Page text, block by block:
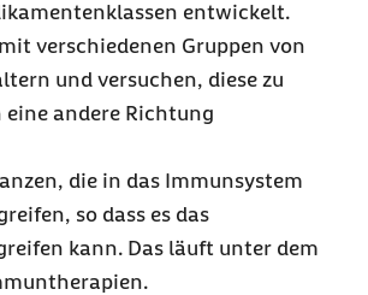
entwickelt.
verschiedenen Gruppen von
und versuchen, diese zu
andere Richtung
die in das Immunsystem
so dass es das
kann. Das läuft unter dem